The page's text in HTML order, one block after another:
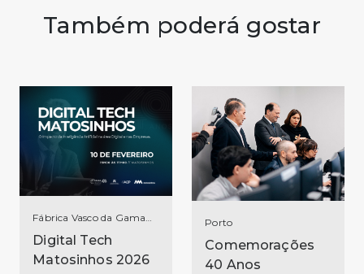
Também poderá gostar
Fábrica Vasco da Gama
Auditório Matosinhos
Digital Tech
Matosinhos 2026
Porto
Comemorações
40 Anos